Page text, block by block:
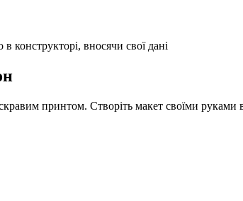
конструкторі, вносячи свої дані
принтом. Створіть макет своїми руками